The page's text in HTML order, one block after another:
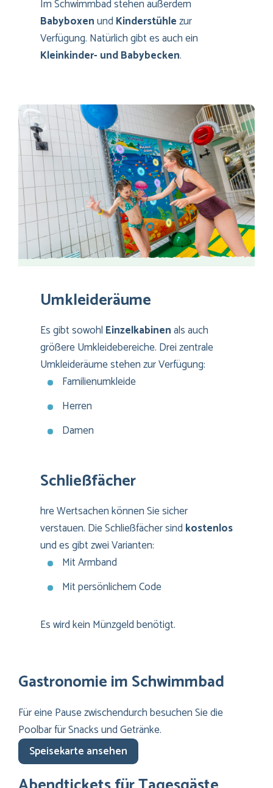
Im Schwimmbad stehen außerdem
Babyboxenund Kinderstühlezur
Verfügung. Natürlich gibt es auch ein
Kleinkinder- und Babybecken.
Umkleideräume
Es gibt sowohl Einzelkabinenals auch
größere Umkleidebereiche. Drei zentrale
Umkleideräume stehen zur Verfügung:
Familienumkleide
Herren
Damen
Schließfächer
hre Wertsachen können Sie sicher
verstauen. Die Schließfächer sind kostenlos
und es gibt zwei Varianten:
Mit Armband
Mit persönlichem Code
Es wird kein Münzgeld benötigt.
Gastronomie im Schwimmbad
Für eine Pause zwischendurch besuchen Sie die
Poolbar für Snacks und Getränke.
Speisekarte ansehen